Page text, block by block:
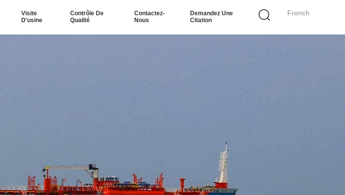
French
Visite
D'usine
Contrôle De
Qualité
Contactez-
Nous
Demandez Une
Citation